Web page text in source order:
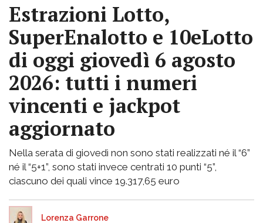
Estrazioni Lotto,
SuperEnalotto e 10eLotto
di oggi giovedì 6 agosto
2026: tutti i numeri
vincenti e jackpot
aggiornato
Nella serata di giovedì non sono stati realizzati né il “6”
né il “5+1”, sono stati invece centrati 10 punti “5”,
ciascuno dei quali vince 19.317,65 euro
Lorenza Garrone